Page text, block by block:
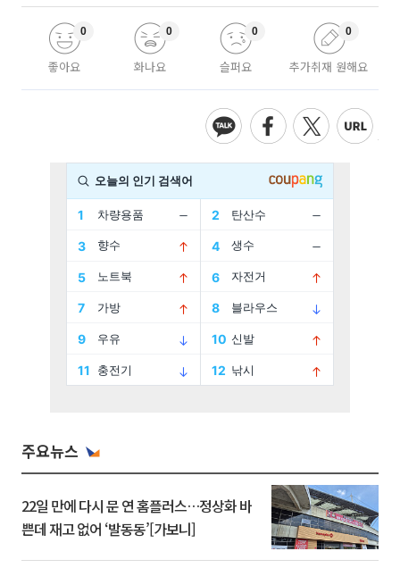
좋아요
0
화나요
0
슬퍼요
0
추가취재 원해요
0
주요뉴스
22일 만에 다시 문 연 홈플러스…정상화 바
쁜데 재고 없어 ‘발동동’[가보니]